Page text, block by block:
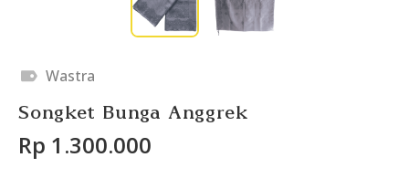
Wastra
Songket Bunga Anggrek
Rp 1.300.000